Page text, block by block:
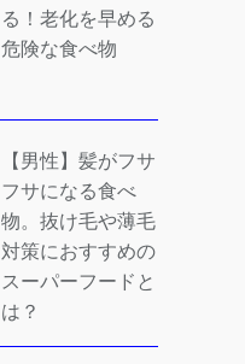
る！老化を早める
危険な食べ物
【男性】髪がフサ
フサになる食べ
物。抜け毛や薄毛
対策におすすめの
スーパーフードと
は？